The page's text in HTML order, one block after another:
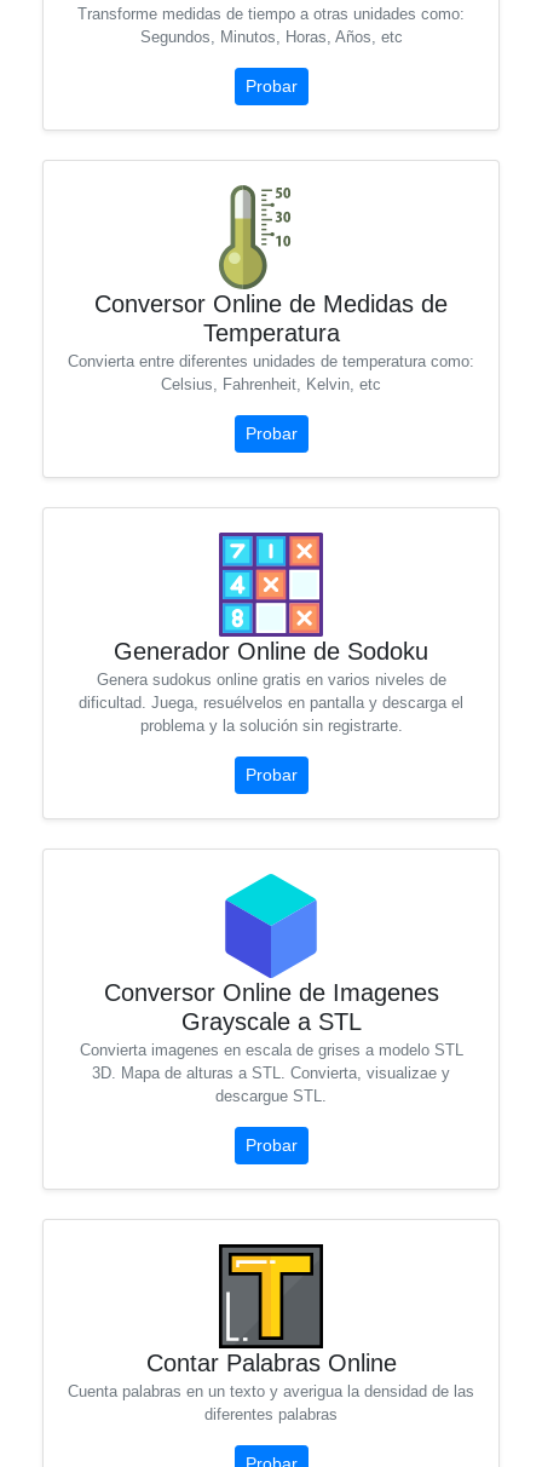
Transforme medidas de tiempo a otras unidades como:
Segundos, Minutos, Horas, Años, etc
Probar
Conversor Online de Medidas de
Temperatura
Convierta entre diferentes unidades de temperatura como:
Celsius, Fahrenheit, Kelvin, etc
Probar
Generador Online de Sodoku
Genera sudokus online gratis en varios niveles de
dificultad. Juega, resuélvelos en pantalla y descarga el
problema y la solución sin registrarte.
Probar
Conversor Online de Imagenes
Grayscale a STL
Convierta imagenes en escala de grises a modelo STL
3D. Mapa de alturas a STL. Convierta, visualizae y
descargue STL.
Probar
Contar Palabras Online
Cuenta palabras en un texto y averigua la densidad de las
diferentes palabras